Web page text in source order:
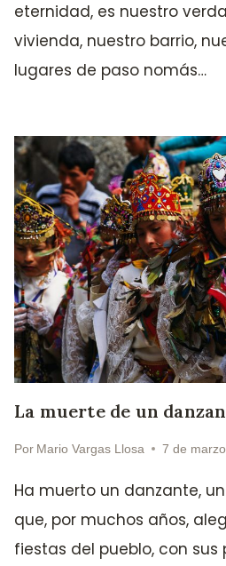
eternidad, es nuestro
vivienda, nuestro barrio,
lugares de paso nomás…
La muerte de un
Por Mario Vargas Llosa 7 de
Ha muerto un danzante,
que, por muchos años,
fiestas del pueblo, con sus